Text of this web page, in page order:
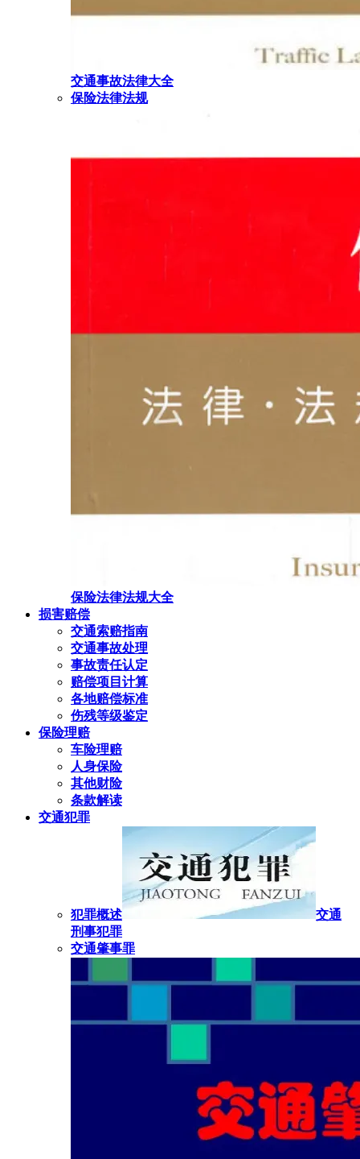
交通事故法律大全
保险法律法规
保险法律法规大全
损害赔偿
交通索赔指南
交通事故处理
事故责任认定
赔偿项目计算
各地赔偿标准
伤残等级鉴定
保险理赔
车险理赔
人身保险
其他财险
条款解读
交通犯罪
犯罪概述
交通
刑事犯罪
交通肇事罪